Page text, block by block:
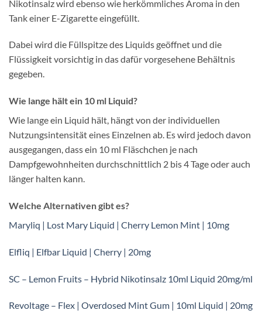
Nikotinsalz wird ebenso wie herkömmliches Aroma in den
Tank einer E-Zigarette eingefüllt.
Dabei wird die Füllspitze des Liquids geöffnet und die
Flüssigkeit vorsichtig in das dafür vorgesehene Behältnis
gegeben.
Wie lange hält ein 10 ml Liquid?
Wie lange ein Liquid hält, hängt von der individuellen
Nutzungsintensität eines Einzelnen ab. Es wird jedoch davon
ausgegangen, dass ein 10 ml Fläschchen je nach
Dampfgewohnheiten durchschnittlich 2 bis 4 Tage oder auch
länger halten kann.
Welche Alternativen gibt es?
Maryliq | Lost Mary Liquid | Cherry Lemon Mint | 10mg
Elfliq | Elfbar Liquid | Cherry | 20mg
SC – Lemon Fruits – Hybrid Nikotinsalz 10ml Liquid 20mg/ml
Revoltage – Flex | Overdosed Mint Gum | 10ml Liquid | 20mg